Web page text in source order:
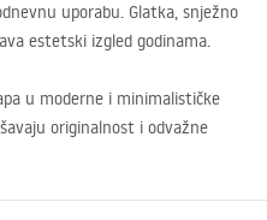
uporabu. Glatka, snježno
estetski izgled godinama.
u moderne i minimalističke
originalnost i odvažne